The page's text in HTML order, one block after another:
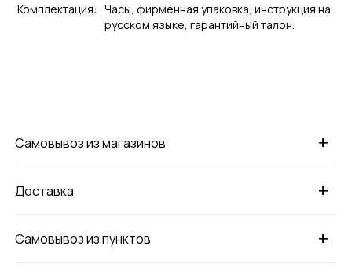
Комплектация: Часы, фирменная упаковка, инструкция на
русском языке, гарантийный талон.
+
Самовывоз из магазинов
+
Доставка
+
Самовывоз из пунктов